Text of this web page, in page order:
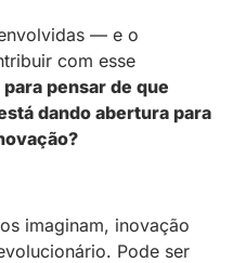
— e o
com esse
pensar de que
dando abertura para
imaginam, inovação
Pode ser